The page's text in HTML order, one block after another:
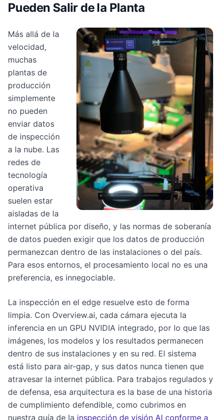
Pueden Salir de la Planta
Más allá de la
velocidad,
muchas
plantas de
producción
simplemente
no pueden
enviar datos
de inspección
a la nube. Las
redes de
tecnología
operativa
suelen estar
aisladas de la
internet pública por diseño, y las normas de soberanía
de datos pueden exigir que los datos de producción
permanezcan dentro de las instalaciones o del país.
Para esos entornos, el procesamiento local no es una
preferencia, es innegociable.
La inspección en el edge resuelve esto de forma
limpia. Con Overview.ai, cada cámara ejecuta la
inferencia en un GPU NVIDIA integrado, por lo que las
imágenes, los modelos y los resultados permanecen
dentro de sus instalaciones y en su red. El sistema
está listo para air-gap, y sus datos nunca tienen que
atravesar la internet pública. Para trabajos regulados y
de defensa, esa arquitectura es la base de una historia
de cumplimiento defendible, como cubrimos en
nuestra guía de la inspección de visión AI conforme a